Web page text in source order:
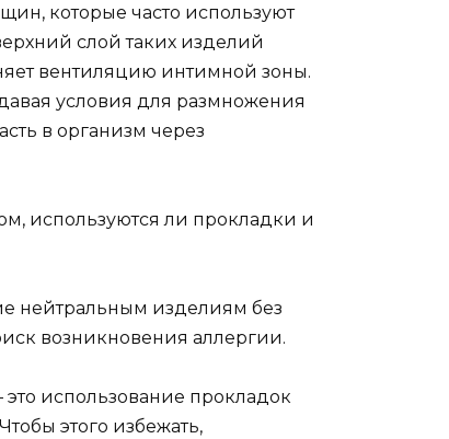
которые часто используют
слой таких изделий
вентиляцию интимной зоны.
условия для размножения
в организм через
используются ли прокладки и
нейтральным изделиям без
возникновения аллергии.
использование прокладок
этого избежать,